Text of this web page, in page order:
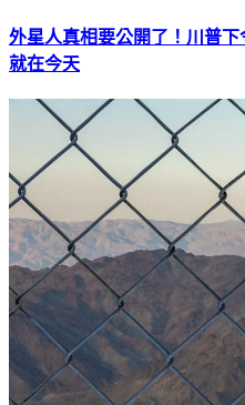
外星人真相要公開了！川普
就在今天